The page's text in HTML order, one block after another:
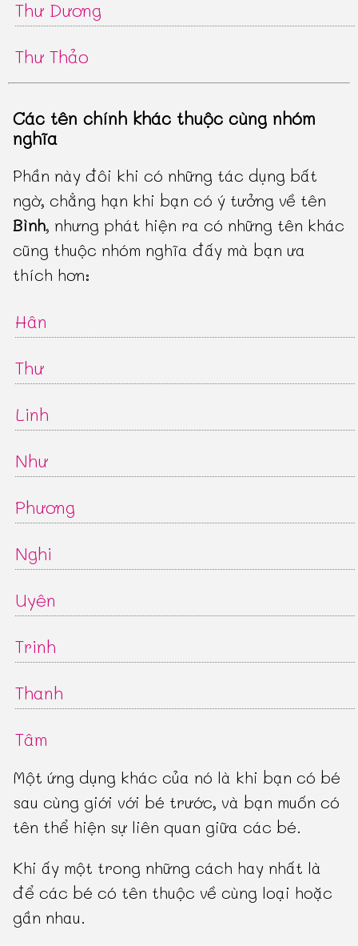
Thư Dương
Thư Thảo
Các tên chính khác thuộc cùng nhóm
nghĩa
Phần này đôi khi có những tác dụng bất
ngờ, chẳng hạn khi bạn có ý tưởng về tên
Bình, nhưng phát hiện ra có những tên khác
cũng thuộc nhóm nghĩa đấy mà bạn ưa
thích hơn:
Hân
Thư
Linh
Như
Phương
Nghi
Uyên
Trinh
Thanh
Tâm
Một ứng dụng khác của nó là khi bạn có bé
sau cùng giới với bé trước, và bạn muốn có
tên thể hiện sự liên quan giữa các bé.
Khi ấy một trong những cách hay nhất là
để các bé có tên thuộc về cùng loại hoặc
gần nhau.